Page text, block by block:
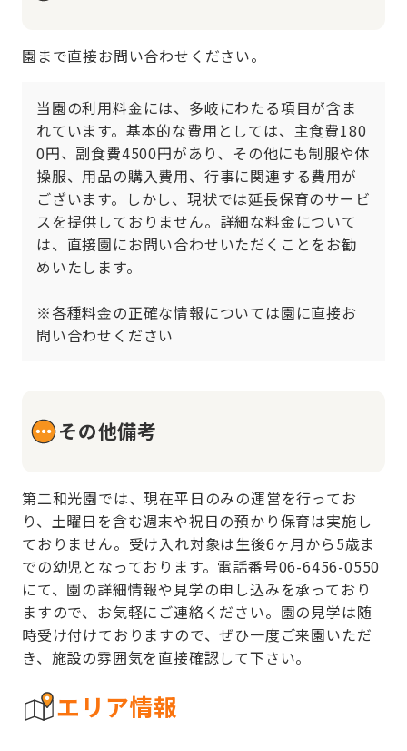
園まで直接お問い合わせください。
当園の利用料金には、多岐にわたる項目が含ま
れています。基本的な費用としては、主食費180
0円、副食費4500円があり、その他にも制服や体
操服、用品の購入費用、行事に関連する費用が
ございます。しかし、現状では延長保育のサービ
スを提供しておりません。詳細な料金について
は、直接園にお問い合わせいただくことをお勧
めいたします。
※各種料金の正確な情報については園に直接お
問い合わせください
その他備考
第二和光園では、現在平日のみの運営を行ってお
り、土曜日を含む週末や祝日の預かり保育は実施し
ておりません。受け入れ対象は生後6ヶ月から5歳ま
での幼児となっております。電話番号06-6456-0550
にて、園の詳細情報や見学の申し込みを承っており
ますので、お気軽にご連絡ください。園の見学は随
時受け付けておりますので、ぜひ一度ご来園いただ
き、施設の雰囲気を直接確認して下さい。
エリア情報